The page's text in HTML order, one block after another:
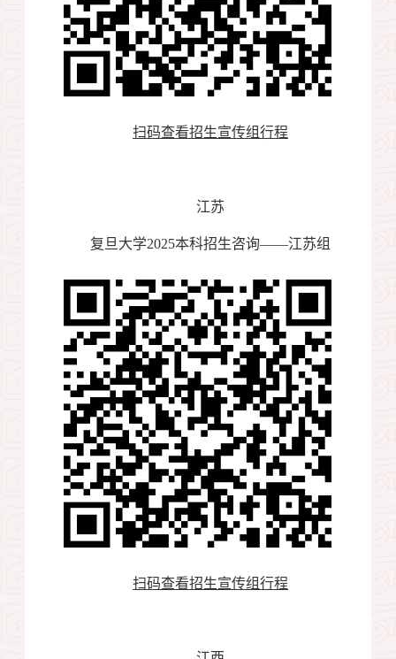
扫码查看招生宣传组行程
江苏
复旦大学2025本科招生咨询——江苏组
扫码查看招生宣传组行程